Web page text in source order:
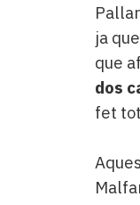
ja
que
dos
fet